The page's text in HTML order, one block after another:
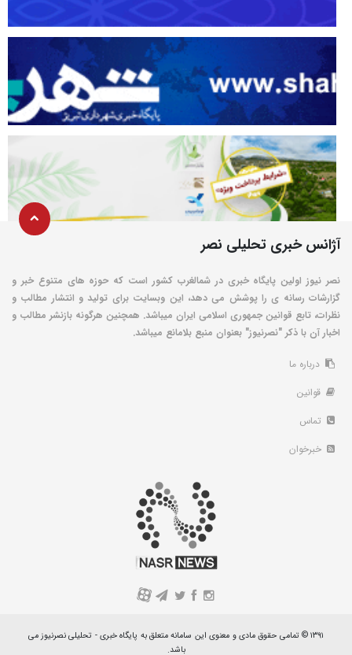
آژانس خبری تحلیلی نصر
نصر نیوز اولین پایگاه خبری در شمالغرب کشور است که حوزه های متنوع خبر و
گزارشات رسانه ی را پوشش می دهد، این وبسایت برای تولید و انتشار مطالب و
نظرات، تابع قوانین جمهوری اسلامی ایران میباشد. همچنین هرگونه بازنشر مطالب و
اخبار آن با ذکر "نصرنیوز" بعنوان منبع بلامانع میباشد.
درباره ما
قوانین
تماس
خبرخوان
A
۱۳۹۱ © تمامی حقوق مادی و معنوی این سامانه متعلق به پایگاه خبری - تحلیلی نصرنیوز می
باشد.